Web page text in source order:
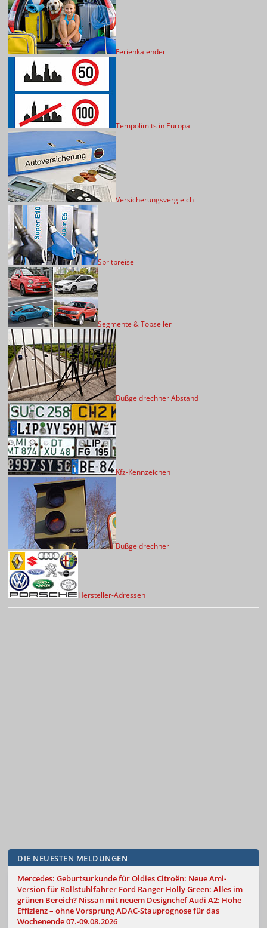
Ferienkalender
Tempolimits in Europa
Versicherungsvergleich
Spritpreise
Segmente & Topseller
Bußgeldrechner Abstand
Kfz-Kennzeichen
Bußgeldrechner
Hersteller-Adressen
DIE NEUESTEN MELDUNGEN
Mercedes: Geburtsurkunde für OldiesCitroën: Neue Ami-
Version für Rollstuhlfahrer Ford Ranger Holly Green: Alles im
grünen Bereich? Nissan mit neuem DesignchefAudi A2: Hohe
Effizienz – ohne VorsprungADAC-Stauprognose für das
Wochenende 07.-09.08.2026